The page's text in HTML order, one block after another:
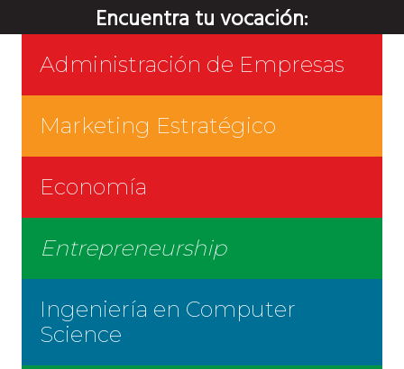
Encuentra tu vocación:
Administración de Empresas
Marketing Estratégico
Economía
Entrepreneurship
Ingeniería en Computer
Science